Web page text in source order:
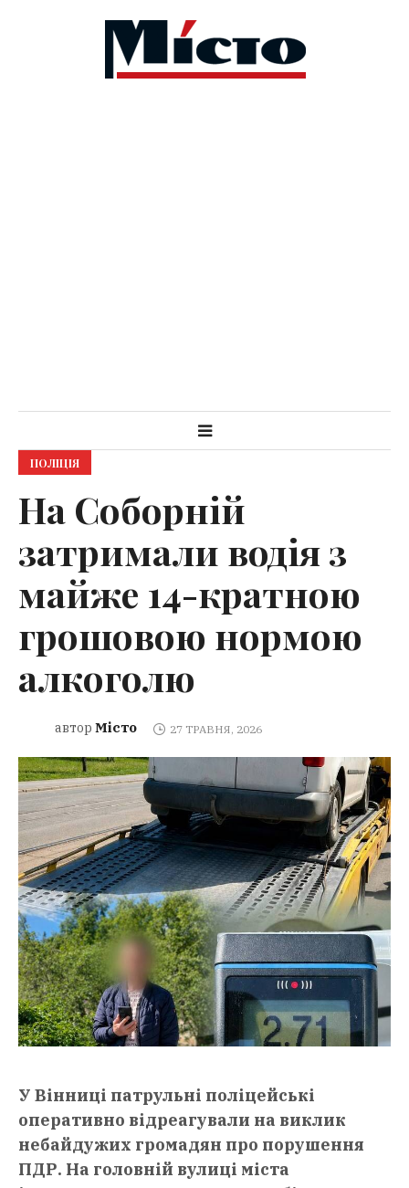
ПОЛІЦІЯ
На Соборній
затримали водія з
майже 14-кратною
грошовою нормою
алкоголю
автор Місто 27 ТРАВНЯ, 2026
У Вінниці патрульні поліцейські
оперативно відреагували на виклик
небайдужих громадян про порушення
ПДР. На головній вулиці міста